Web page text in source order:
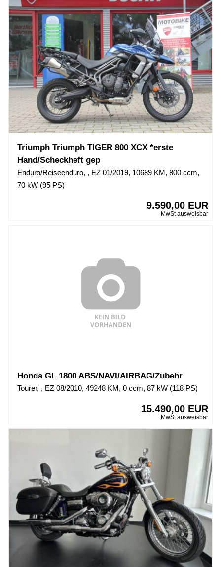
Triumph Triumph TIGER 800 XCX *erste
Hand/Scheckheft gep
Enduro/Reiseenduro, , EZ 01/2019, 10689 KM, 800 ccm,
70 kW (95 PS)
9.590,00 EUR
MwSt ausweisbar
Honda GL 1800 ABS/NAVI/AIRBAG/Zubehr
Tourer, , EZ 08/2010, 49248 KM, 0 ccm, 87 kW (118 PS)
15.490,00 EUR
MwSt ausweisbar